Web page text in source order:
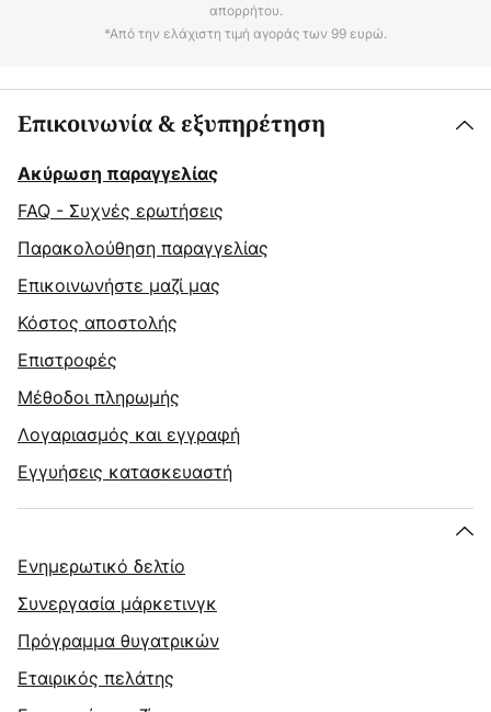
απορρήτου.
*Από την ελάχιστη τιμή αγοράς των 99 ευρώ.
Επικοινωνία & εξυπηρέτηση
Ακύρωση παραγγελίας
FAQ - Συχνές ερωτήσεις
Παρακολούθηση παραγγελίας
Επικοινωνήστε μαζί μας
Κόστος αποστολής
Επιστροφές
Μέθοδοι πληρωμής
Λογαριασμός και εγγραφή
Εγγυήσεις κατασκευαστή
Ενημερωτικό δελτίο
Συνεργασία μάρκετινγκ
Πρόγραμμα θυγατρικών
Εταιρικός πελάτης